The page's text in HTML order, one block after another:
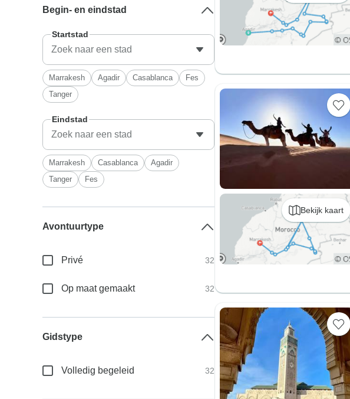
Bekijk kaart
Begin- en eindstad
Startstad
Marrakesh Agadir Casablanca
Fes
Tanger
Eindstad
Marrakesh Casablanca
Agadir
Tanger
Fes
Avontuurtype
Privé 32
Op maat gemaakt 32
Gidstype
Volledig begeleid 32